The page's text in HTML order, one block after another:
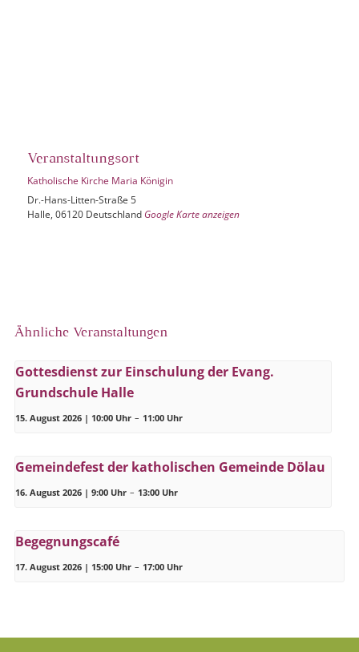
Veranstaltungsort
Katholische Kirche Maria Königin
Dr.-Hans-Litten-Straße 5
Halle, 06120 Deutschland Google Karte anzeigen
Ähnliche Veranstaltungen
Gottesdienst zur Einschulung der Evang.
Grundschule Halle
15. August 2026 | 10:00 Uhr – 11:00 Uhr
Gemeindefest der katholischen Gemeinde Dölau
16. August 2026 | 9:00 Uhr – 13:00 Uhr
Begegnungscafé
17. August 2026 | 15:00 Uhr – 17:00 Uhr